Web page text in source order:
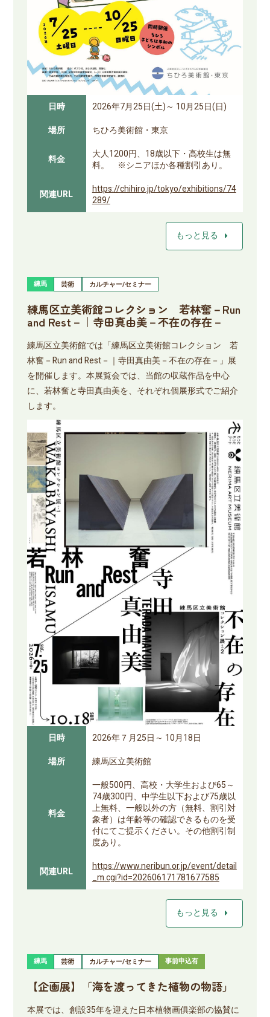
日時
2026年7月25日(土)～ 10月25日(日)
場所
ちひろ美術館・東京
料金
大人1200円、18歳以下・高校生は無
料。 ※シニアほか各種割引あり。
関連URL
https://chihiro.jp/tokyo/exhibitions/74
289/
もっと見る arrow_right
練馬 芸術 カルチャー/セミナー
練馬区立美術館コレクション 若林奮－Run
and Rest－｜寺田真由美－不在の存在－
練馬区立美術館では「練馬区立美術館コレクション 若
林奮－Run and Rest－｜寺田真由美－不在の存在－」展
を開催します。本展覧会では、当館の収蔵作品を中心
に、若林奮と寺田真由美を、それぞれ個展形式でご紹介
します。
日時
2026年７月25日～ 10月18日
場所
練馬区立美術館
料金
一般500円、高校・大学生および65～
74歳300円、中学生以下および75歳以
上無料、一般以外の方（無料、割引対
象者）は年齢等の確認できるものを受
付にてご提示ください。その他割引制
度あり。
関連URL
https://www.neribun.or.jp/event/detail
_m.cgi?id=202606171781677585
もっと見る arrow_right
練馬 芸術 カルチャー/セミナー 事前申込有
【企画展】「海を渡ってきた植物の物語」
本展では、創設35年を迎えた日本植物画俱楽部の協賛に